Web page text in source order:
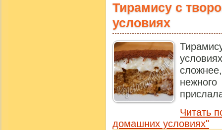
Тирамису с
условиях
Читать
домашних условиях"